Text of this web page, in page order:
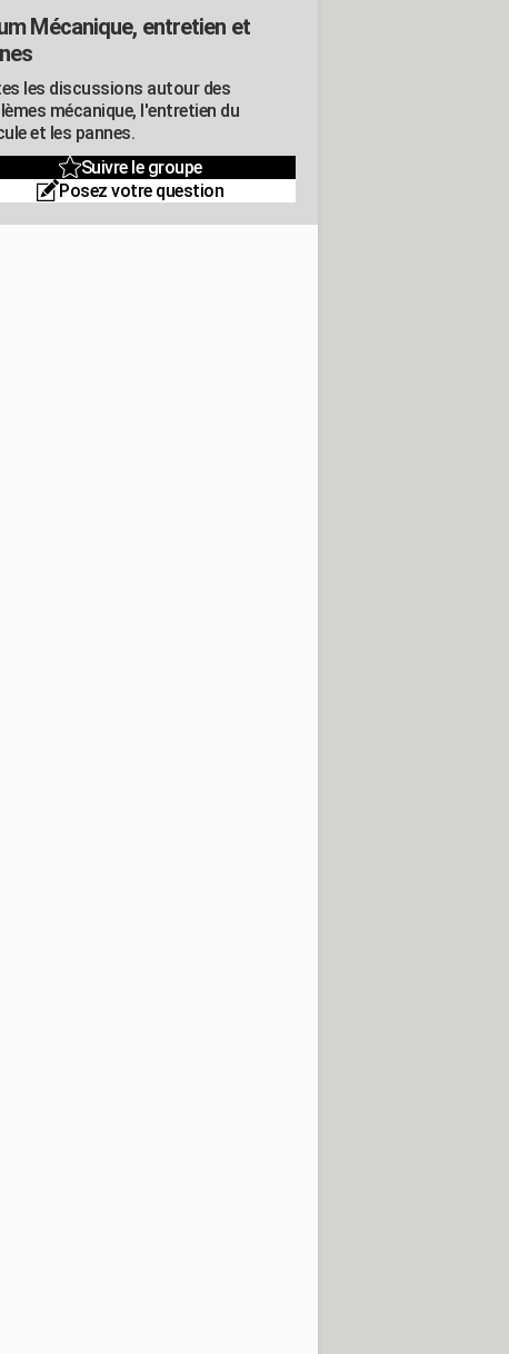
Mécanique, entretien et
les discussions autour des
mécanique, l'entretien du
et les pannes.
Suivre le groupe
Posez votre question